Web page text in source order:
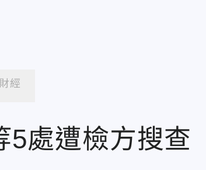
財經
處遭檢方搜查